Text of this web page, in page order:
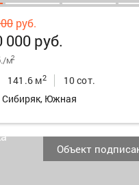
руб.
000 руб.
м2
141.6 м2
10 сот.
Сибиряк, Южная
Объект